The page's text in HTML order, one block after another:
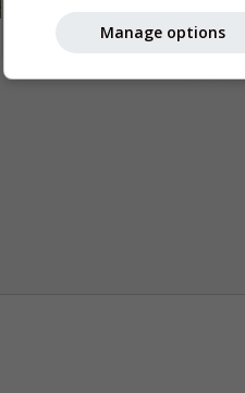
Trajektorie
Manage options